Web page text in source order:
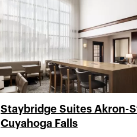
Staybridge Suites Akron-
Cuyahoga Falls